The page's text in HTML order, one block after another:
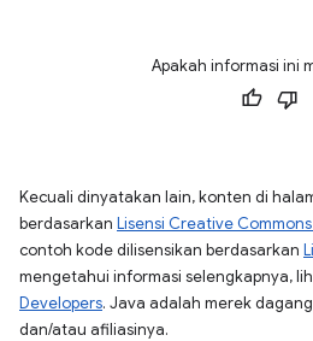
Apakah informasi ini
Kecuali dinyatakan lain, konten di
berdasarkan Lisensi Creative
contoh kode dilisensikan berdasarkan
mengetahui informasi selengkapnya,
Developers. Java adalah merek
dan/atau afiliasinya.